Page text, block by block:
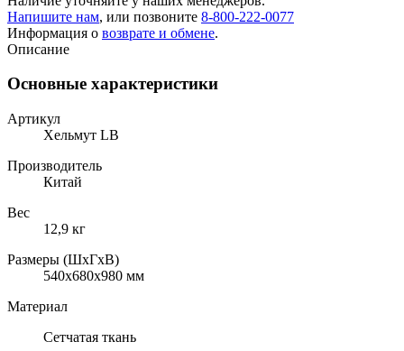
Напишите нам, или позвоните 8-800-222-0077
Информация о возврате и обмене.
Описание
Основные характеристики
Артикул
Хельмут LB
Производитель
Китай
Вес
12,9 кг
Размеры (ШхГхВ)
540x680x980 мм
Материал
Сетчатая ткань